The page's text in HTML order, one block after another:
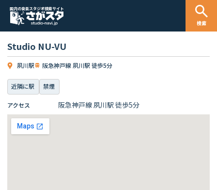
国内の音楽スタジオ検索サイト
検索
Studio NU-VU
夙川駅 阪急神戸線 夙川駅 徒歩5分
近隣に駅 禁煙
アクセス 阪急神戸線 夙川駅 徒歩5分